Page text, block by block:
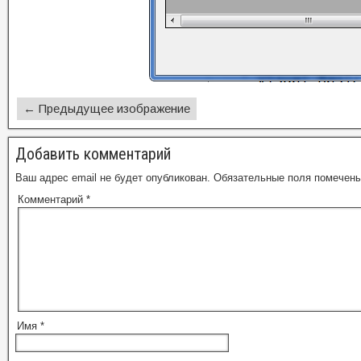
← Предыдущее изображение
Добавить комментарий
Ваш адрес email не будет опубликован. Обязательные поля
Комментарий *
Имя *